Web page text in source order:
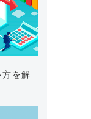
方を解